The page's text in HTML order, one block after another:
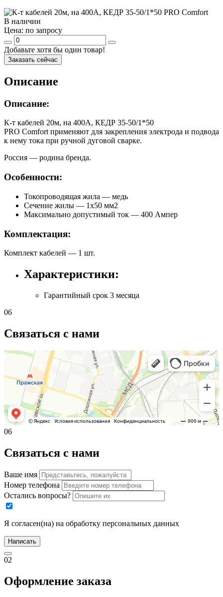
В наличии
Цена: по запросу
Добавьте хотя бы один товар!
Заказать сейчас
Описание
Описание:
К-т кабелей 20м, на 400А, КЕДР 35-50/1*50
PRO Comfort применяют для закрепления электрода и подвода
к нему тока при ручной дуговой сварке.
Россия — родина бренда.
Особенности:
Токопроводящая жила — медь
Сечение жилы — 1х50 мм2
Максимально допустимый ток — 400 Ампер
Комплектация:
Комплект кабелей — 1 шт.
Характеристики:
Гарантийный срок 3 месяца
06
Связаться с нами
06
Связаться с нами
Ваше имя
Номер телефона
Остались вопросы?
Я согласен(на) на обработку персональных данных
Написать
02
Оформление заказа